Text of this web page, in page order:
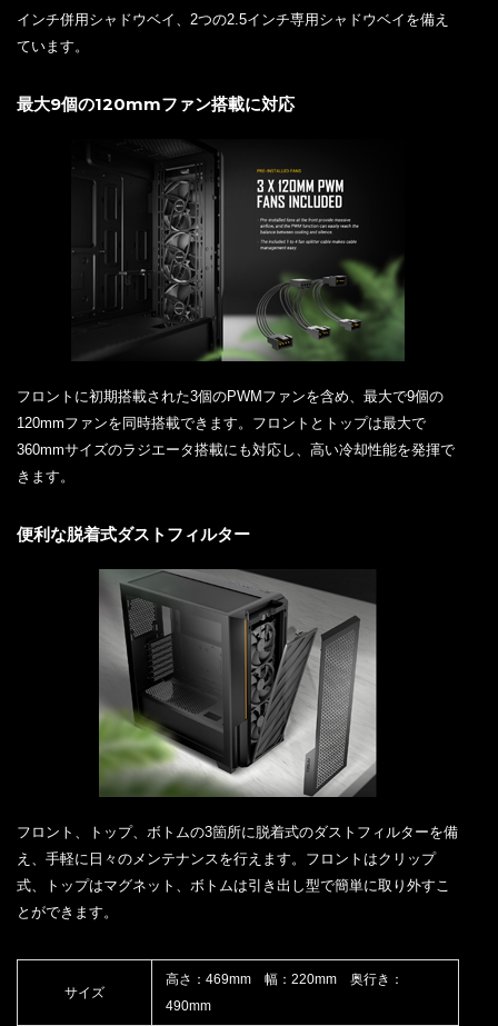
インチ併用シャドウベイ、2つの2.5インチ専用シャドウベイを備え
ています。
最大9個の120mmファン搭載に対応
フロントに初期搭載された3個のPWMファンを含め、最大で9個の
120mmファンを同時搭載できます。フロントとトップは最大で
360mmサイズのラジエータ搭載にも対応し、高い冷却性能を発揮で
きます。
便利な脱着式ダストフィルター
フロント、トップ、ボトムの3箇所に脱着式のダストフィルターを備
え、手軽に日々のメンテナンスを行えます。フロントはクリップ
式、トップはマグネット、ボトムは引き出し型で簡単に取り外すこ
とができます。
サイズ
高さ：469mm 幅：220mm 奥行き：
490mm